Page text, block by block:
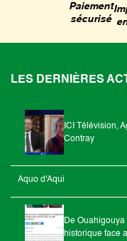
Paiement
sécurisé
LES DERNIÈRES
ICI Télévision,
Contray
Aquo d'Aqui
De
historique face